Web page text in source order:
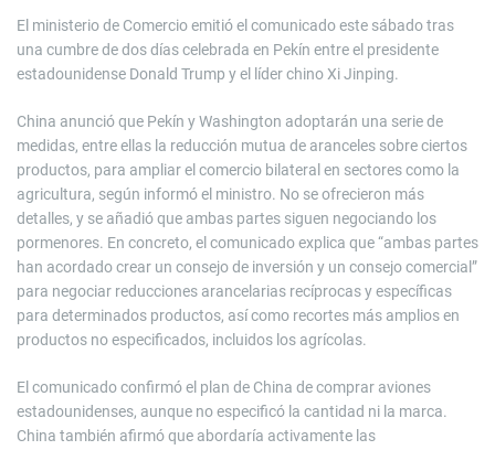
El ministerio de Comercio emitió el comunicado este sábado tras
una cumbre de dos días celebrada en Pekín entre el presidente
estadounidense Donald Trump y el líder chino Xi Jinping.
China anunció que Pekín y Washington adoptarán una serie de
medidas, entre ellas la reducción mutua de aranceles sobre ciertos
productos, para ampliar el comercio bilateral en sectores como la
agricultura, según informó el ministro. No se ofrecieron más
detalles, y se añadió que ambas partes siguen negociando los
pormenores. En concreto, el comunicado explica que “ambas partes
han acordado ⁠crear un consejo de inversión y un consejo comercial”
para negociar reducciones arancelarias recíprocas y específicas
para determinados productos, así como recortes más amplios en
productos no especificados, incluidos los agrícolas.
El comunicado confirmó el plan de China de comprar aviones
estadounidenses, aunque no especificó la cantidad ni la marca.
China también afirmó que abordaría activamente las